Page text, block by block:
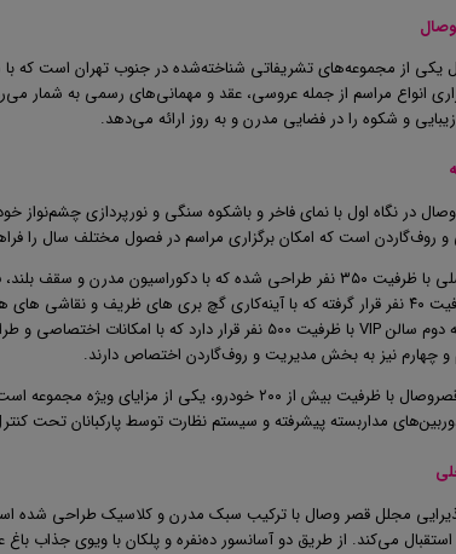
یکی از مجموعه‌های تشریفاتی شناخته‌شده در جنوب تهران است که
و شکوه را در فضایی مدرن و به روز ارائه می‌دهد.
در نگاه اول با نمای فاخر و باشکوه سنگی و نورپردازی
روف‌گاردن است که امکان برگزاری مراسم در فصول مختلف سال را
در طبقه همکف، سالن اصلی با ظرفیت ۳۵۰ نفر طراحی شده که با
طبقه اول، اتاق عقد با ظرفیت ۴۰ نفر قرار گرفته که با آینه‌کاری گچ بری های
دوم سالنVIP
با ظرفیت ۵۰۰ نفر قرار دارد که با امکانات
و چهارم نیز به بخش مدیریت و روف‌گاردن اختصاص دارند.
با ظرفیت بیش از ۲۰۰
خودرو، یکی از مزایای ویژه مجموعه
مداربسته پیشرفته و سیستم نظارت توسط پارکبانان تحت
پذیرایی مجلل قصر وصال با ترکیب سبک مدرن و کلاسیک طراحی شده
می‌کند. از طریق دو آسانسور ده‌نفره و پلکان با ویوی جذاب